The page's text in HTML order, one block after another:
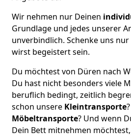
Wir nehmen nur Deinen
Grundlage und jedes unserer
unverbindlich. Schenke uns nur
wirst begeistert sein.
Du möchtest von Düren nach
Du hast nicht besonders viele
beruflich bedingt, zeitlich
schon unsere Kleintransporte
Möbeltransporte? Und wenn
Dein Bett mitnehmen